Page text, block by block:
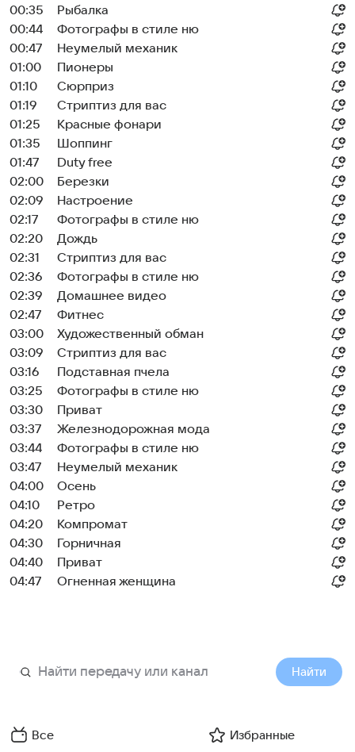
00:35
Рыбалка
00:44
Фотографы в стиле ню
00:47
Неумелый механик
01:00
Пионеры
01:10
Сюрприз
01:19
Стриптиз для вас
01:25
Красные фонари
01:35
Шоппинг
01:47
Duty free
02:00
Березки
02:09
Настроение
02:17
Фотографы в стиле ню
02:20
Дождь
02:31
Стриптиз для вас
02:36
Фотографы в стиле ню
02:39
Домашнее видео
02:47
Фитнес
03:00
Художественный обман
03:09
Стриптиз для вас
03:16
Подставная пчела
03:25
Фотографы в стиле ню
03:30
Приват
03:37
Железнодорожная мода
03:44
Фотографы в стиле ню
03:47
Неумелый механик
04:00
Осень
04:10
Ретро
04:20
Компромат
04:30
Горничная
04:40
Приват
04:47
Огненная женщина
Найти
Все Избранные